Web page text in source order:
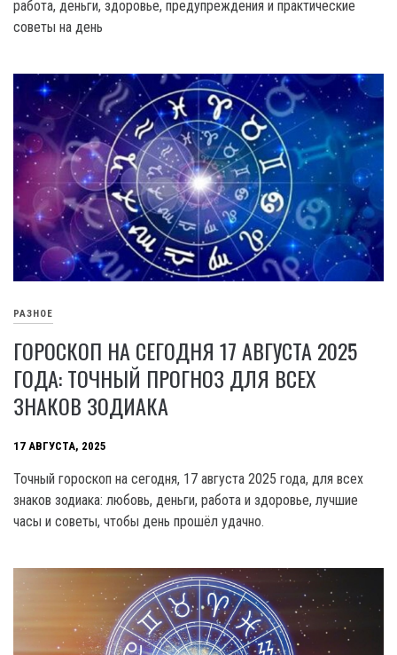
работа, деньги, здоровье, предупреждения и практические
советы на день
РАЗНОЕ
ГОРОСКОП НА СЕГОДНЯ 17 АВГУСТА 2025
ГОДА: ТОЧНЫЙ ПРОГНОЗ ДЛЯ ВСЕХ
ЗНАКОВ ЗОДИАКА
17 АВГУСТА, 2025
Точный гороскоп на сегодня, 17 августа 2025 года, для всех
знаков зодиака: любовь, деньги, работа и здоровье, лучшие
часы и советы, чтобы день прошёл удачно.